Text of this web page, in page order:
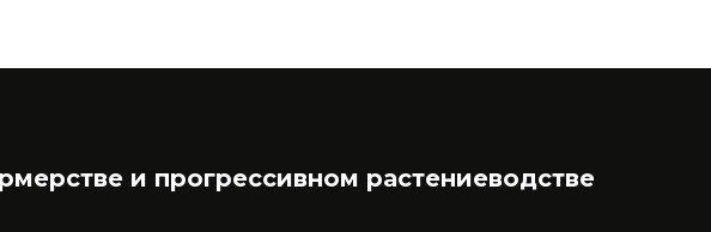
и прогрессивном растениеводстве